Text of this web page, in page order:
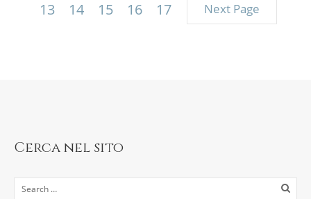
13
14 15 16 17 Next Page
Cerca nel sito